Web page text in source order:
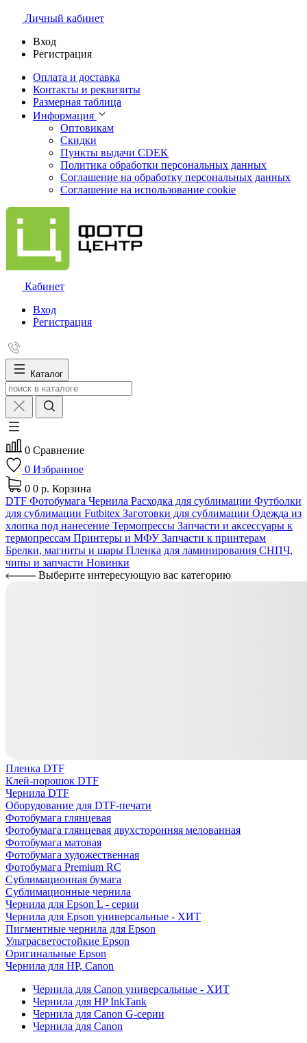
Личный кабинет
Вход
Регистрация
Оплата и доставка
Контакты и реквизиты
Размерная таблица
Информация
Оптовикам
Скидки
Пункты выдачи CDEK
Политика обработки персональных данных
Соглашение на обработку персональных данных
Соглашение на использование cookie
Кабинет
Вход
Регистрация
Каталог
0 Сравнение
0 Избранное
0 0 р. Корзина
DTF Фотобумага Чернила Расходка для сублимации Футболки
для сублимации Futbitex Заготовки для сублимации Одежда из
хлопка под нанесение Термопрессы Запчасти и аксессуары к
термопрессам Принтеры и МФУЗапчасти к принтерам
Брелки, магниты и шары Пленка для ламинирования СНПЧ,
чипы и запчасти Новинки
Выберите интересующую вас категорию
Пленка DTF
Клей-порошок DTF
Чернила DTF
Оборудование для DTF-печати
Фотобумага глянцевая
Фотобумага глянцевая двухсторонняя мелованная
Фотобумага матовая
Фотобумага художественная
Фотобумага Premium RC
Сублимационная бумага
Сублимационные чернила
Чернила для Epson L - серии
Чернила для Epson универсальные - ХИТ
Пигментные чернила для Epson
Ультрасветостойкие Epson
Оригинальные Epson
Чернила для HP, Canon
Чернила для Canon универсальные - ХИТ
Чернила для HP InkTank
Чернила для Canon G-серии
Чернила для Canon